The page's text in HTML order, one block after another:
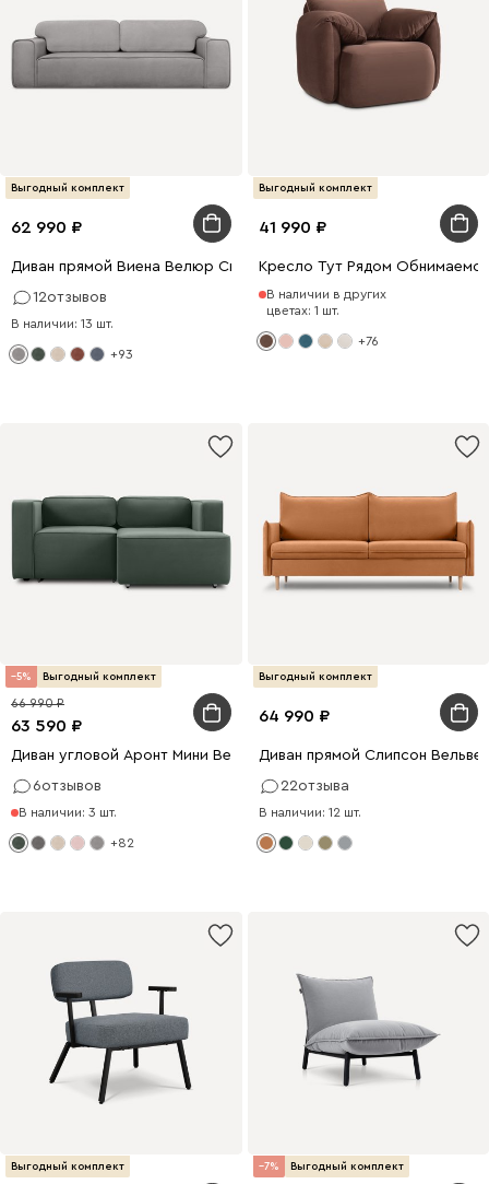
Выгодный комплект
62 990
Диван прямой Виена Велюр Светло-серый
12отзывов
В наличии: 13 шт.
+93
Выгодный комплект
41 990
Кресло Тут Рядом
В наличии в других
цветах: 1 шт.
+76
5 Выгодный комплект
63 590
66 990
Диван угловой Аронт Мини Велюр Оливковый
6отзывов
В наличии: 3 шт.
+82
Выгодный комплект
64 990
Диван прямой Слипсон
22отзыва
В наличии: 12 шт.
Выгодный комплект 7 Выгодный комплект